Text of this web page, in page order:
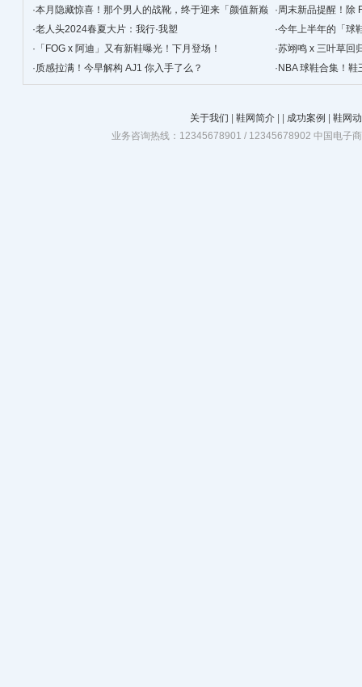
·本月隐藏惊喜！那个男人的战靴，终于迎来「颜值新巅
峰」！
·周末新品提醒！除
·老人头2024春夏大片：我行·我塑 ·今年上半年的「球
简单！
· 「FOG x 阿迪」又有新鞋曝光！下月登场！ ·苏翊鸣 x 三叶草回
·质感拉满！今早解构 AJ1 你入手了么？ · NBA 球鞋合集！
关于我们 鞋网简介 成功案例
鞋网
业务咨询热线：12345678901 / 12345678902 中国电子